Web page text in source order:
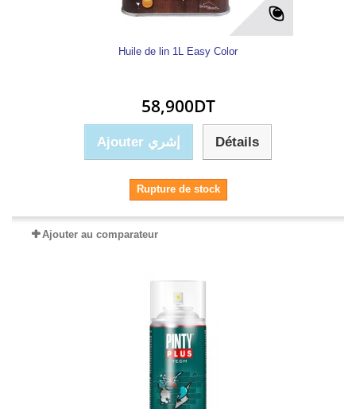
Huile de lin 1L Easy Color
58,900DT
Ajouter إشري Détails
Rupture de stock
Ajouter au comparateur